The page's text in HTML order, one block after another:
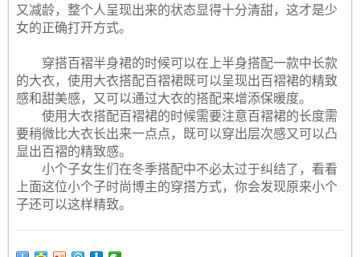
又减龄，整个人呈现出来的状态显得十分清甜，这才是少
女的正确打开方式。
穿搭百褶半身裙的时候可以在上半身搭配一款中长款
的大衣，使用大衣搭配百褶裙既可以呈现出百褶裙的精致
感和甜美感，又可以通过大衣的搭配来增添保暖度。
使用大衣搭配百褶裙的时候需要注意百褶裙的长度需
要稍微比大衣长出来一点点，既可以穿出层次感又可以凸
显出百褶的精致感。
小个子女生们在冬季搭配中不必太过于纠结了，看看
上面这位小个子时尚博主的穿搭方式，你会发现原来小个
子还可以这样精致。